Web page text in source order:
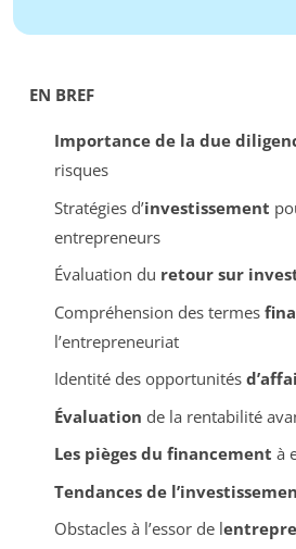
EN BREF
Importance de la due
risques
Stratégies d’investissement
entrepreneurs
Évaluation du retour sur
Compréhension des termes
l’entrepreneuriat
Identité des opportunités
Évaluation de la rentabilité
Les pièges du financement à
Tendances de
Obstacles à l’essor de l